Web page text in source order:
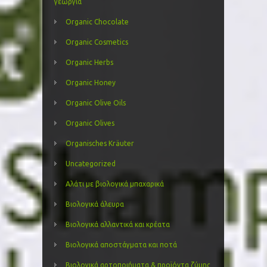
Organic Chocolate
Organic Cosmetics
Organic Herbs
Organic Honey
Organic Olive Oils
Organic Olives
Organisches Kräuter
Uncategorized
Αλάτι με βιολογικά μπαχαρικά
Βιολογικά άλευρα
Βιολογικά αλλαντικά και κρέατα
Βιολογικά αποστάγματα και ποτά
Βιολογικά αρτοποιήματα & προϊόντα ζύμης